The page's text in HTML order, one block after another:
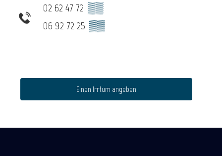
02 62 47 72 ▒▒
06 92 72 25 ▒▒
Einen Irrtum angeben